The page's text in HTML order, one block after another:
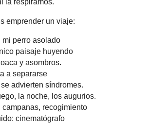
emprender un viaje:
perro asolado
paisaje huyendo
y asombros.
a separarse
advierten síndromes.
la noche, los augurios.
campanas, recogimiento
cinematógrafo